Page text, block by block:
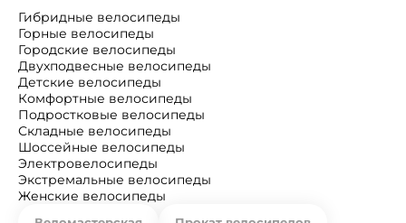
Гибридные велосипеды
Горные велосипеды
Городские велосипеды
Двухподвесные велосипеды
Детские велосипеды
Комфортные велосипеды
Подростковые велосипеды
Складные велосипеды
Шоссейные велосипеды
Электровелосипеды
Экстремальные велосипеды
Женские велосипеды